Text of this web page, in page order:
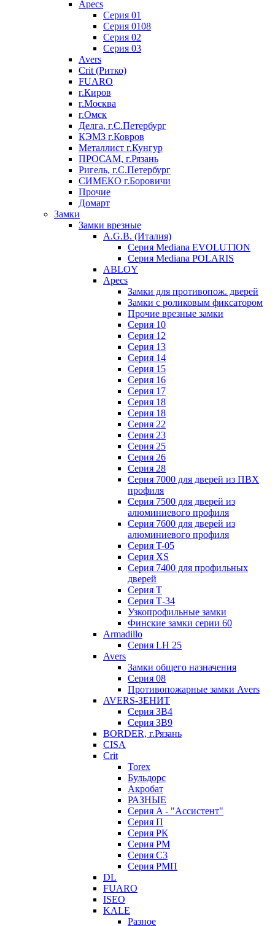
Apecs
Серия 01
Серия 0108
Серия 02
Серия 03
Avers
Crit (Ритко)
FUARO
г.Киров
г.Москва
г.Омск
Делга, г.С.Петербург
КЭМЗ г.Ковров
Металлист г.Кунгур
ПРОСАМ, г.Рязань
Ригель, г.С.Петербург
СИМЕКО г.Боровичи
Прочие
Домарт
Замки
Замки врезные
A.G.B. (Италия)
Серия Mediana EVOLUTION
Серия Mediana POLARIS
ABLOY
Apecs
Замки для противопож. дверей
Замки с роликовым фиксатором
Прочие врезные замки
Серия 10
Серия 12
Серия 13
Серия 14
Серия 15
Серия 16
Серия 17
Серия 18
Серия 18
Серия 22
Серия 23
Серия 25
Серия 26
Серия 28
Серия 7000 для дверей из ПВХ
профиля
Серия 7500 для дверей из
алюминиевого профиля
Серия 7600 для дверей из
алюминиевого профиля
Серия T-05
Серия XS
Серия 7400 для профильных
дверей
Серия Т
Серия Т-34
Узкопрофильные замки
Финские замки серии 60
Armadillo
Серия LH 25
Avers
Замки общего назначения
Серия 08
Противопожарные замки Avers
AVERS-ЗЕНИТ
Серия ЗВ4
Серия ЗВ9
BORDER, г.Рязань
CISA
Crit
Torex
Бульдорс
Акробат
РАЗНЫЕ
Серия A - "Ассистент"
Серия П
Серия РК
Серия РМ
Серия С3
Серия РМП
DL
FUARO
ISEO
KALE
Разное